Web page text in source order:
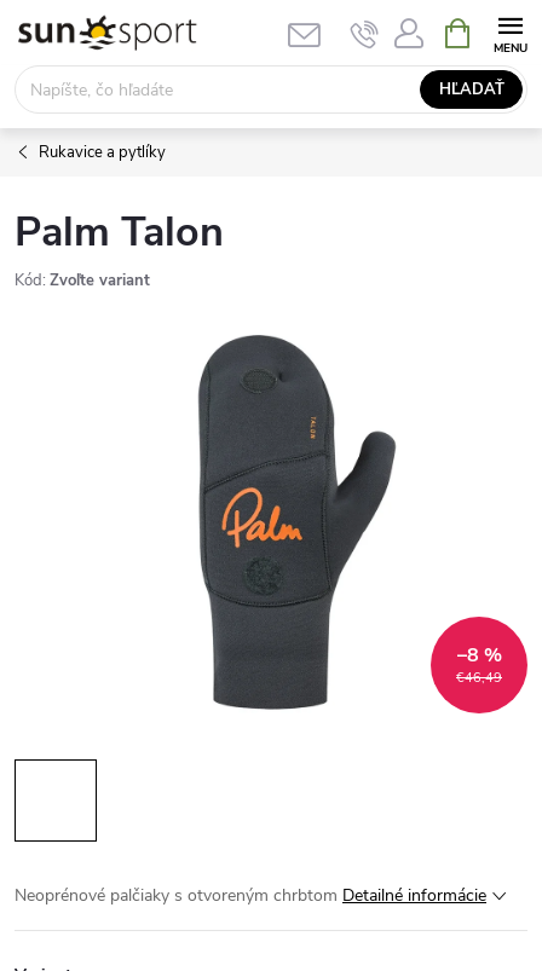
obsah
HĽADAŤ
KOŠÍK
Rukavice a pytlíky
Palm Talon
Kód: Zvoľte variant
€46,49
–8 %
Neoprénové palčiaky s otvoreným chrbtom Detailné informácie